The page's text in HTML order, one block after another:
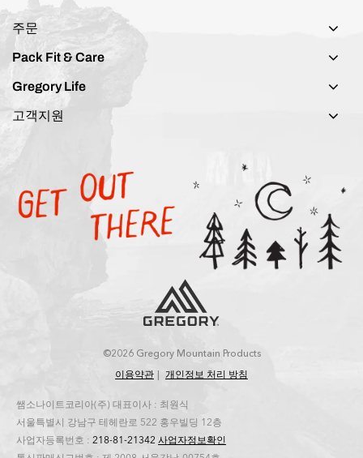
주문
Pack Fit & Care
Gregory Life
고객지원
©2026 Gregory Mountain Products
이용약관
개인정보 처리 방침
쌤소나이트코리아(주) 대표이사 : 최원식
서울특별시 강남구 테헤란로 522 홍우빌딩 12층
사업자등록번호 : 218-81-21342 사업자정보확인